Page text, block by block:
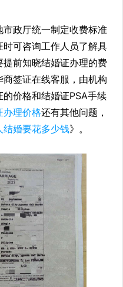
政厅统一制定收费标准
可咨询工作人员了解具
前知晓结婚证办理的费
签证在线客服，由机构
价格和结婚证PSA手续
办理价格还有其他问题，
结婚要花多少钱》。